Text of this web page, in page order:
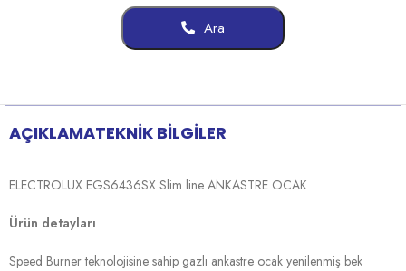
Ara
AÇIKLAMATEKNİK BİLGİLER
ELECTROLUX EGS6436SX Slim line ANKASTRE OCAK
Ürün detayları
Speed Burner teknolojisine sahip gazlı ankastre ocak yenilenmiş bek